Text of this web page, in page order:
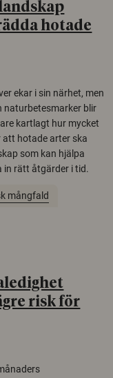
hotade
ekar i sin närhet, men
naturbetesmarker blir
kartlagt hur mycket
att hotade arter ska
som kan hjälpa
rätt åtgärder i tid.
mångfald
risk för